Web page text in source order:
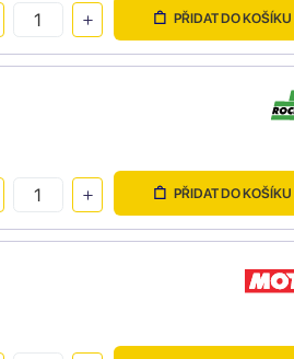
PŘIDAT DO KOŠÍKU
PŘIDAT DO KOŠÍKU